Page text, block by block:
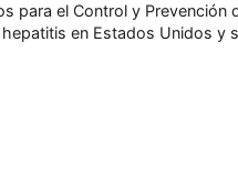
para el Control y
en Estados Unidos y